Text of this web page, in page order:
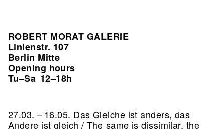
ROBERT MORAT GALERIE
Linienstr. 107
Berlin Mitte
Opening hours
Tu–Sa 12–18h
27.03. – 16.05. Das Gleiche ist anders, das
Andere ist gleich / The same is dissimilar, the